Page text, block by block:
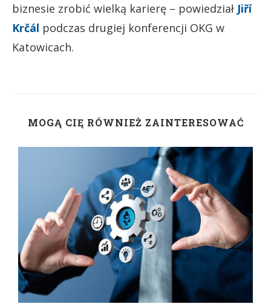
biznesie zrobić wielką karierę – powiedział Jiří
Krčál podczas drugiej konferencji OKG w
Katowicach.
MOGĄ CIĘ RÓWNIEŻ ZAINTERESOWAĆ